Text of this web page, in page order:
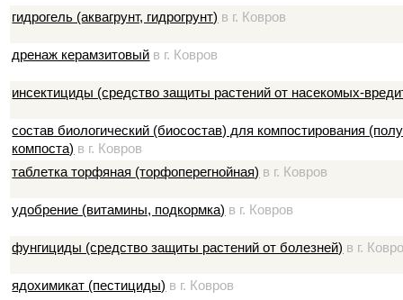
гидрогель (аквагрунт, гидрогрунт) в г. Ковров
дренаж керамзитовый в г. Ковров
инсектициды (средство защиты растений от насекомых-
состав биологический (биосостав) для компостирования
компоста) в г. Ковров
таблетка торфяная (торфоперегнойная) в г. Ковров
удобрение (витамины, подкормка) в г. Ковров
фунгициды (средство защиты растений от болезней) в г.
ядохимикат (пестициды) в г. Ковров